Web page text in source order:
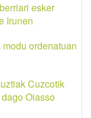
esker
Irunen
ordenatuan
Cuzcotik
Oiasso